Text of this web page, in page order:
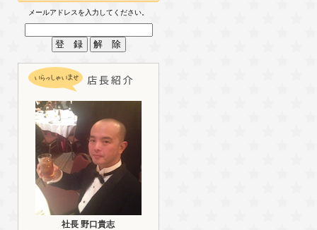
メールアドレスを入力してください。
社長 野口貴志